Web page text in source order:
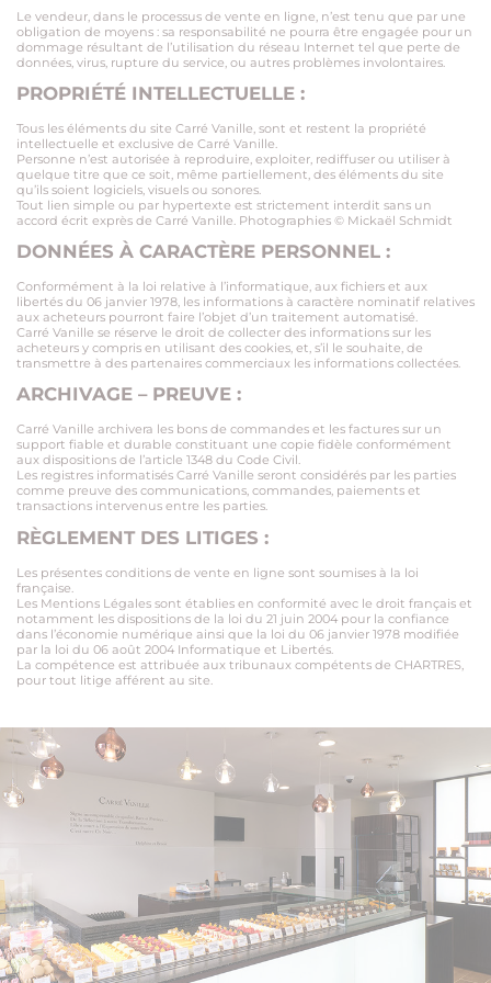
Le vendeur, dans le processus de vente en ligne, n’est tenu que par une
obligation de moyens : sa responsabilité ne pourra être engagée pour un
dommage résultant de l’utilisation du réseau Internet tel que perte de
données, virus, rupture du service, ou autres problèmes involontaires.
PROPRIÉTÉ INTELLECTUELLE :
Tous les éléments du site Carré Vanille, sont et restent la propriété
intellectuelle et exclusive de Carré Vanille.
Personne n’est autorisée à reproduire, exploiter, rediffuser ou utiliser à
quelque titre que ce soit, même partiellement, des éléments du site
qu’ils soient logiciels, visuels ou sonores.
Tout lien simple ou par hypertexte est strictement interdit sans un
accord écrit exprès de Carré Vanille. Photographies © Mickaël Schmidt
DONNÉES À CARACTÈRE PERSONNEL :
Conformément à la loi relative à l’informatique, aux fichiers et aux
libertés du 06 janvier 1978, les informations à caractère nominatif relatives
aux acheteurs pourront faire l’objet d’un traitement automatisé.
Carré Vanille se réserve le droit de collecter des informations sur les
acheteurs y compris en utilisant des cookies, et, s’il le souhaite, de
transmettre à des partenaires commerciaux les informations collectées.
ARCHIVAGE – PREUVE :
Carré Vanille archivera les bons de commandes et les factures sur un
support fiable et durable constituant une copie fidèle conformément
aux dispositions de l’article 1348 du Code Civil.
Les registres informatisés Carré Vanille seront considérés par les parties
comme preuve des communications, commandes, paiements et
transactions intervenus entre les parties.
RÈGLEMENT DES LITIGES :
Les présentes conditions de vente en ligne sont soumises à la loi
française.
Les Mentions Légales sont établies en conformité avec le droit français et
notamment les dispositions de la loi du 21 juin 2004 pour la confiance
dans l’économie numérique ainsi que la loi du 06 janvier 1978 modifiée
par la loi du 06 août 2004 Informatique et Libertés.
La compétence est attribuée aux tribunaux compétents de CHARTRES,
pour tout litige afférent au site.